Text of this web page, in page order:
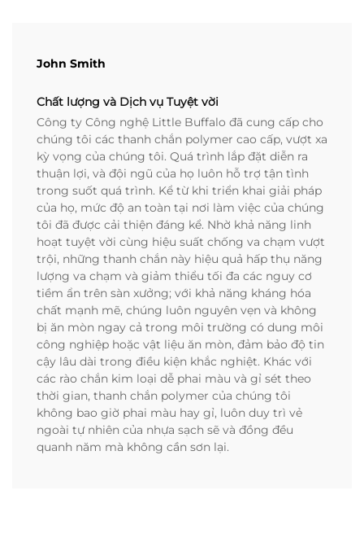
John Smith
Chất lượng và Dịch vụ Tuyệt vời
Công ty Công nghệ Little Buffalo đã cung cấp cho
chúng tôi các thanh chắn polymer cao cấp, vượt xa
kỳ vọng của chúng tôi. Quá trình lắp đặt diễn ra
thuận lợi, và đội ngũ của họ luôn hỗ trợ tận tình
trong suốt quá trình. Kể từ khi triển khai giải pháp
của họ, mức độ an toàn tại nơi làm việc của chúng
tôi đã được cải thiện đáng kể. Nhờ khả năng linh
hoạt tuyệt vời cùng hiệu suất chống va chạm vượt
trội, những thanh chắn này hiệu quả hấp thụ năng
lượng va chạm và giảm thiểu tối đa các nguy cơ
tiềm ẩn trên sàn xưởng; với khả năng kháng hóa
chất mạnh mẽ, chúng luôn nguyên vẹn và không
bị ăn mòn ngay cả trong môi trường có dung môi
công nghiệp hoặc vật liệu ăn mòn, đảm bảo độ tin
cậy lâu dài trong điều kiện khắc nghiệt. Khác với
các rào chắn kim loại dễ phai màu và gỉ sét theo
thời gian, thanh chắn polymer của chúng tôi
không bao giờ phai màu hay gỉ, luôn duy trì vẻ
ngoài tự nhiên của nhựa sạch sẽ và đồng đều
quanh năm mà không cần sơn lại.